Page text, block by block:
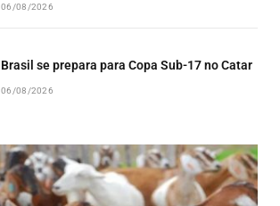
06/08/2026
Brasil se prepara para Copa Sub-17 no Catar
06/08/2026